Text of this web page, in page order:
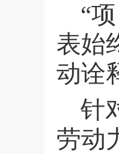
“
表始
动诠
针
劳动